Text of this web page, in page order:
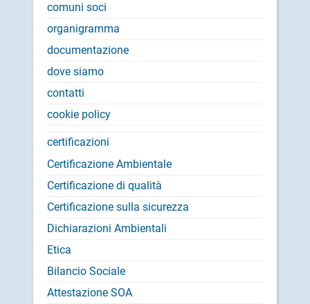
comuni soci
organigramma
documentazione
dove siamo
contatti
cookie policy
certificazioni
Certificazione Ambientale
Certificazione di qualità
Certificazione sulla sicurezza
Dichiarazioni Ambientali
Etica
Bilancio Sociale
Attestazione SOA